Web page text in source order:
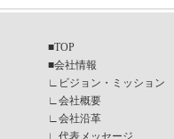
■TOP
■会社情報
∟ ビジョン・ミッション
∟会社概要
∟会社沿革